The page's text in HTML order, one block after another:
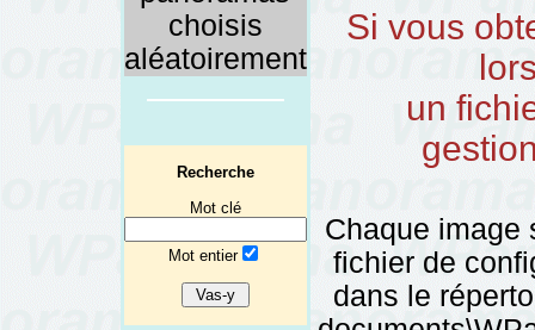
choisis
aléatoirement
Recherche
Mot clé
Mot entier
Si vous
un
Chaque
fichier de
dans le